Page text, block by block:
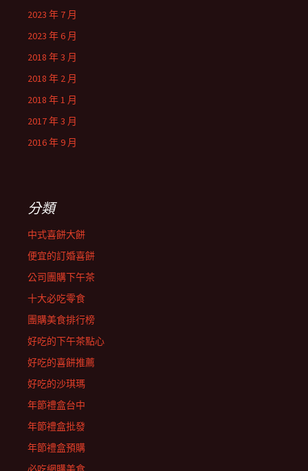
2023 年 7 月
2023 年 6 月
2018 年 3 月
2018 年 2 月
2018 年 1 月
2017 年 3 月
2016 年 9 月
分類
中式喜餅大餅
便宜的訂婚喜餅
公司團購下午茶
十大必吃零食
團購美食排行榜
好吃的下午茶點心
好吃的喜餅推薦
好吃的沙琪瑪
年節禮盒台中
年節禮盒批發
年節禮盒預購